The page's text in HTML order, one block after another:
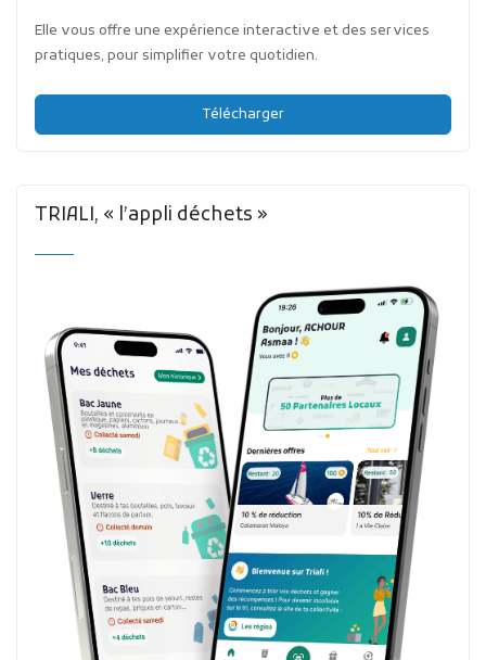
Elle vous offre une expérience interactive et des services
pratiques, pour simplifier votre quotidien.
Télécharger
TRIALI, « l’appli déchets »